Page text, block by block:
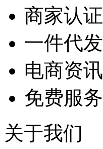
商家认证
一件代发
电商资讯
免费服务
关于我们